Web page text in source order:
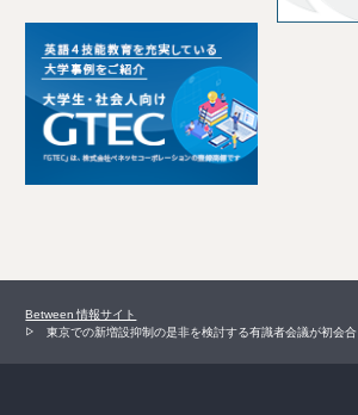
Between 情報サイト
東京での新増設抑制の是非を検討する有識者会議が初会合